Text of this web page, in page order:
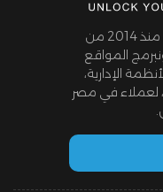
شركة برمجيات مصرية تعمل منذ 2014 من
المواقع
الإدارية،
لعملاء في مصر